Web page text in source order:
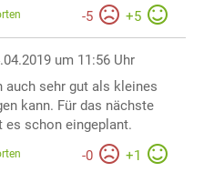
-5 +5
um 11:56 Uhr
auch sehr gut als kleines
kann. Für das nächste
schon eingeplant.
-0 +1